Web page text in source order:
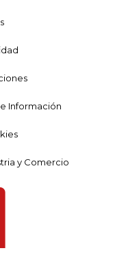
Información
y Comercio